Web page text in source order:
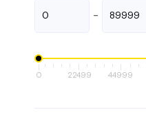
-
0 22499 44999